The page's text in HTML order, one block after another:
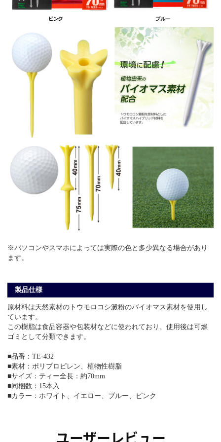
※パソコンやスマホによっては実際の色と多少異なる場合があり
ます。
製品仕様
原材料は天然素材のトウモロコシ澱粉のバイオマス素材を使用し
ています。
この樹脂は食品容器や包装材などに使われており、使用後は可燃
ゴミとして分類できます。
■品番：TE-432
■素材：ポリプロピレン、植物性樹脂
■サイズ：ティー全長：約70mm
■同梱数：15本入
■カラー：ホワイト、イエロー、ブルー、ピンク
ユーザーレビュー